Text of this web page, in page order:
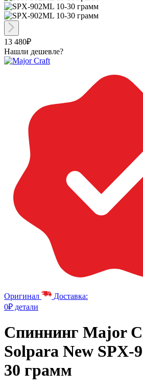
13 480₽
Нашли дешевле?
Оригинал
Доставка:
0₽ детали
Спиннинг Major
Solpara New SPX-
30 грамм